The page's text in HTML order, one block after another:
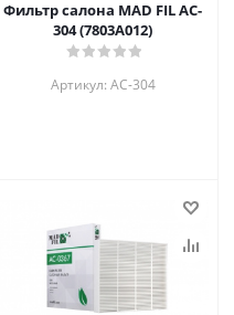
Фильтр салона MAD FIL АC-
304 (7803A012)
Артикул: АC-304